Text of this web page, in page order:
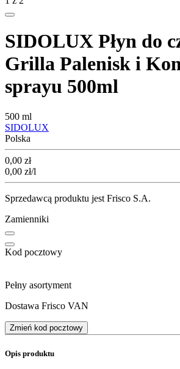
SIDOLUX Płyn do
Grilla Palenisk i
sprayu 500ml
500 ml
SIDOLUX
Polska
Cena
0,00 zł
0,00 zł/l
Sprzedawcą produktu jest Frisco S.A.
Zamienniki
Kod pocztowy
Pełny asortyment
Dostawa Frisco VAN
Zmień kod pocztowy
Opis produktu